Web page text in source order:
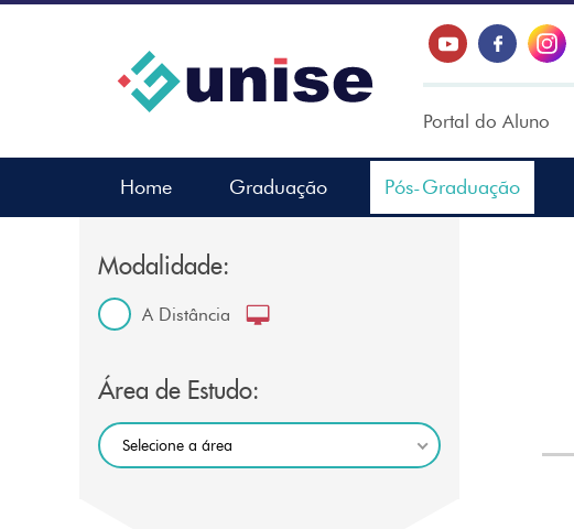
Portal do Aluno
Home Graduação Pós-Graduação
Modalidade:
A Distância
Área de Estudo:
Selecione a área